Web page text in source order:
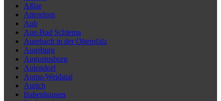
Aßlar
Attendorn
Aub
Aue-Bad Schlema
Auerbach in der Oberpfalz
Augsburg
Augustusburg
Aulendorf
Auma-Weidatal
Aurich
Babenhausen